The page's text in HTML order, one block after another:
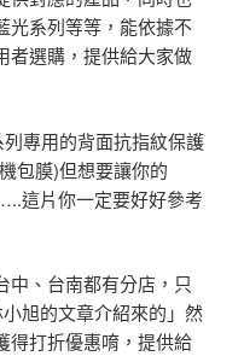
光系列等等，能依據不
者選購，提供給大家做
專用的背面抗指紋保護
包膜)但想要讓你的
這片你一定要好好參考
中、台南都有分店，只
旭的文章介紹來的」然
得打折優惠唷，提供給